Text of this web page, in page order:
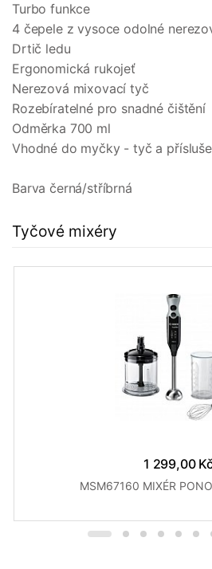
Turbo funkce
4 čepele z vysoce odolné
Drtič ledu
Ergonomická rukojeť
Nerezová mixovací tyč
Rozebíratelné pro snadné čištění
Odměrka 700 ml
Vhodné do myčky - tyč a
Barva černá/stříbrná
Tyčové mixéry
1 299,00
MSM67160 MIXÉR